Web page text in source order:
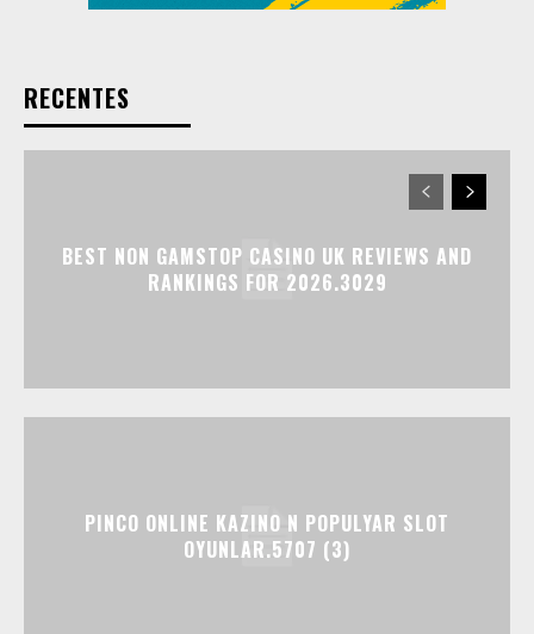
RECENTES
BEST NON GAMSTOP CASINO UK REVIEWS AND
RANKINGS FOR 2026.3029
PINCO ONLINE KAZINO N POPULYAR SLOT
OYUNLAR.5707 (3)